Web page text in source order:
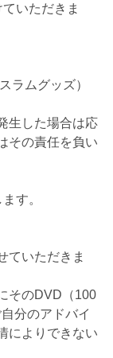
いただきま
ラムグッズ）
生した場合は応
その責任を負い
す。
ていただきま
そのDVD（100
分のアドバイ
によりできない